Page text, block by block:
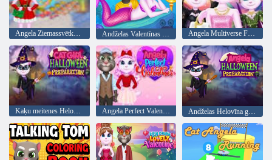
Angela Ziemassvētku dekoru spēle Angela Multiverse Fashionista
Kaķu meitenes Helovīna sagatavošana Angela Perfect Valentīna Andželas Helovīna gatavošanās